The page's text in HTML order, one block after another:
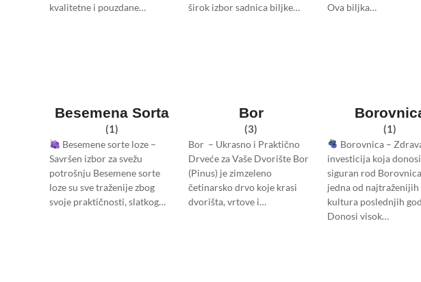
kvalitetne i pouzdane…
širok izbor sadnica biljke…
Ova biljka…
Besemena Sorta
(1)
Besemene sorte loze –
Savršen izbor za svežu
potrošnju Besemene sorte
loze su sve traženije zbog
svoje praktičnosti, slatkog…
Bor
(3)
Bor – Ukrasno i Praktično
Drveće za Vaše Dvorište Bor
(Pinus) je zimzeleno
četinarsko drvo koje krasi
dvorišta, vrtove i…
(1)
Borovnica –
investicija koja donosi
siguran rod
jedna od
kultura poslednjih
Donosi visok…